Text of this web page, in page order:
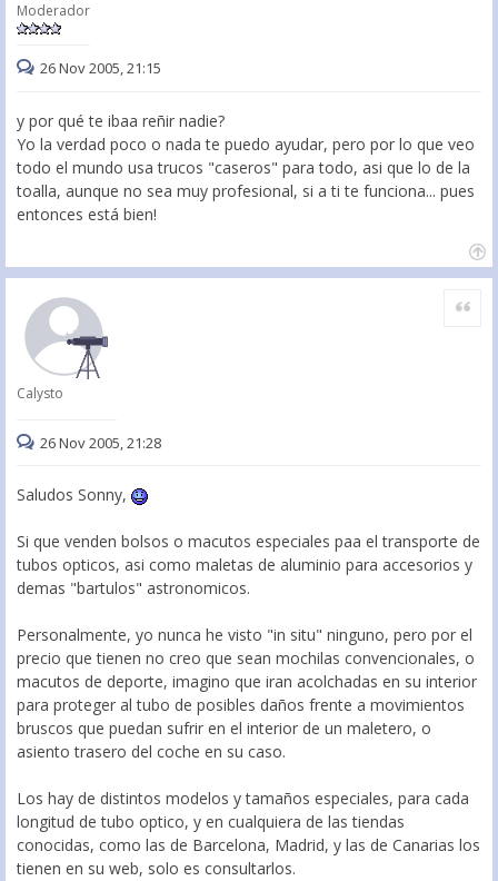
Moderador
26 Nov 2005, 21:15
y por qué te ibaa reñir nadie?
Yo la verdad poco o nada te puedo ayudar, pero por lo que veo
todo el mundo usa trucos "caseros" para todo, asi que lo de la
toalla, aunque no sea muy profesional, si a ti te funciona... pues
entonces está bien!
Calysto
Citar
26 Nov 2005, 21:28
Saludos Sonny,
Si que venden bolsos o macutos especiales paa el transporte de
tubos opticos, asi como maletas de aluminio para accesorios y
demas "bartulos" astronomicos.
Personalmente, yo nunca he visto "in situ" ninguno, pero por el
precio que tienen no creo que sean mochilas convencionales, o
macutos de deporte, imagino que iran acolchadas en su interior
para proteger al tubo de posibles daños frente a movimientos
bruscos que puedan sufrir en el interior de un maletero, o
asiento trasero del coche en su caso.
Los hay de distintos modelos y tamaños especiales, para cada
longitud de tubo optico, y en cualquiera de las tiendas
conocidas, como las de Barcelona, Madrid, y las de Canarias los
tienen en su web, solo es consultarlos.